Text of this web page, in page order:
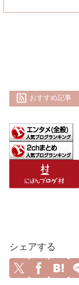
おすすめ記事
シェアする